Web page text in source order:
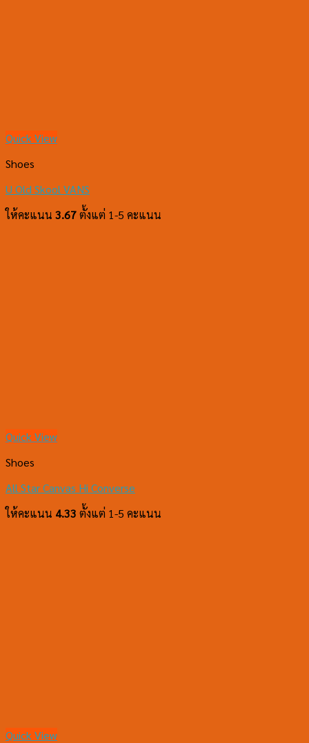
Quick View
Shoes
U Old Skool VANS
ให้คะแนน 3.67ตั้งแต่ 1-5 คะแนน
Quick View
Shoes
All Star Canvas Hi Converse
ให้คะแนน 4.33 ตั้งแต่ 1-5 คะแนน
Quick View